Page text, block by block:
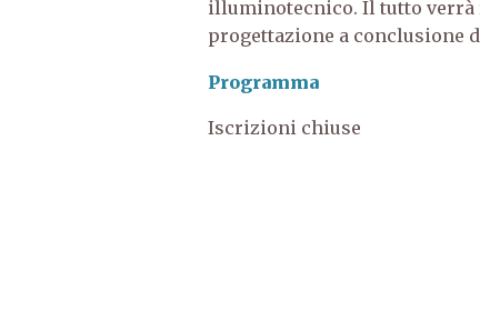
illuminotecnico. Il tutto
progettazione a conclusione
Programma
Iscrizioni chiuse